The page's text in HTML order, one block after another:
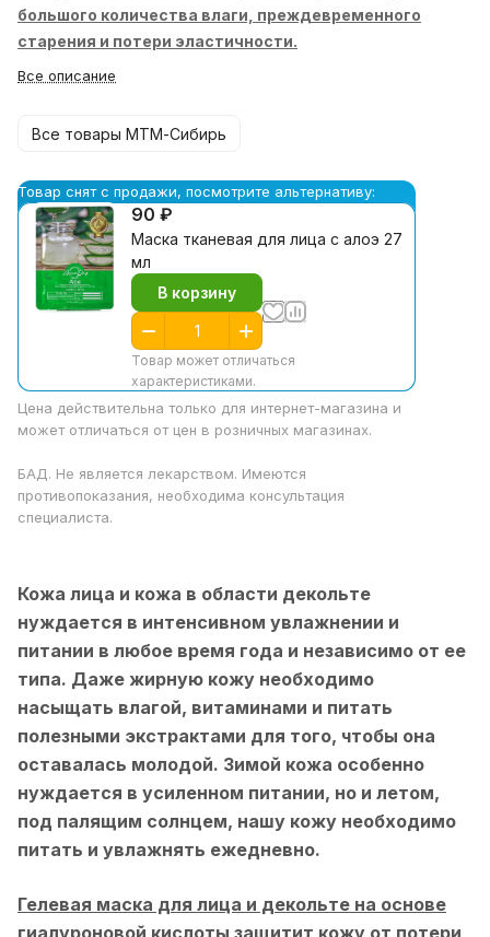
большого количества влаги, преждевременного
старения и потери эластичности.
Все описание
Все товары МТМ-Сибирь
Товар снят с продажи, посмотрите альтернативу:
90 ₽
Маска тканевая для лица с алоэ 27
мл
В корзину
Товар может отличаться
характеристиками.
Цена действительна только для интернет-магазина и
может отличаться от цен в розничных магазинах.
БАД. Не является лекарством. Имеются
противопоказания, необходима консультация
специалиста.
Кожа лица и кожа в области декольте
нуждается в интенсивном увлажнении и
питании в любое время года и независимо от ее
типа. Даже жирную кожу необходимо
насыщать влагой, витаминами и питать
полезными экстрактами для того, чтобы она
оставалась молодой. Зимой кожа особенно
нуждается в усиленном питании, но и летом,
под палящим солнцем, нашу кожу необходимо
питать и увлажнять ежедневно.
Гелевая маска для лица и декольте на основе
гиалуроновой кислоты защитит кожу от потери